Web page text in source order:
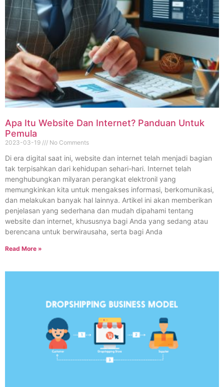
Apa Itu Website Dan Internet? Panduan Untuk
Pemula
2023-03-19 No Comments
Di era digital saat ini, website dan internet telah menjadi bagian
tak terpisahkan dari kehidupan sehari-hari. Internet telah
menghubungkan milyaran perangkat elektronil yang
memungkinkan kita untuk mengakses informasi, berkomunikasi,
dan melakukan banyak hal lainnya. Artikel ini akan memberikan
penjelasan yang sederhana dan mudah dipahami tentang
website dan internet, khususnya bagi Anda yang sedang atau
berencana untuk berwirausaha, serta bagi Anda
Read More »